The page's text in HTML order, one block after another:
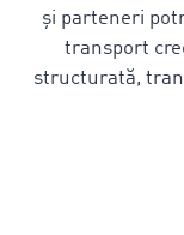
și parteneri
transport
structurată,